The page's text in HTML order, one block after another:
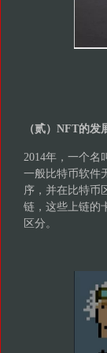
（贰）NFT的发
2014年，一个名
一般比特币软件
序，并在比特币
链，这些上链的
区分。